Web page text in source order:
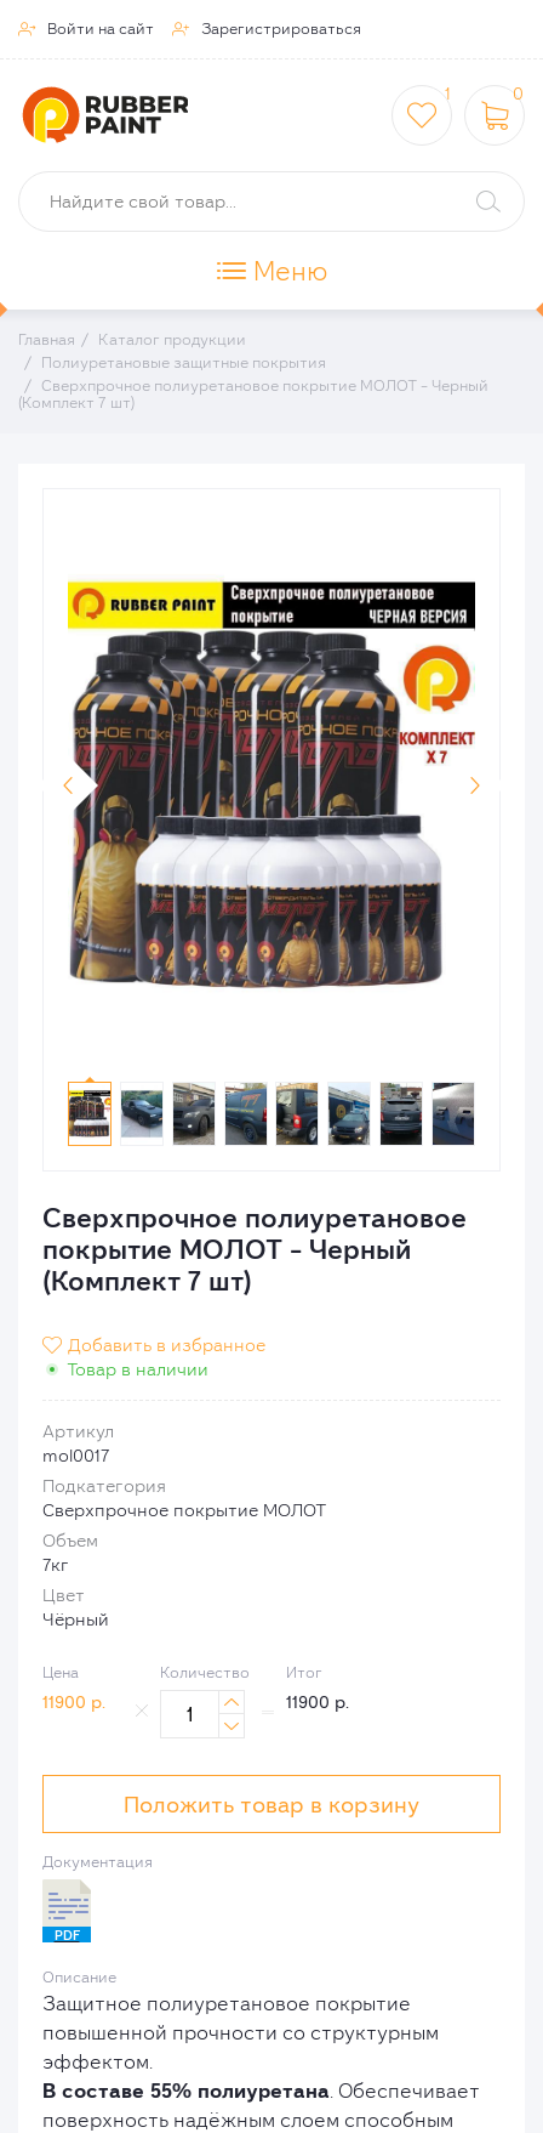
 Войти на сайт  Зарегистрироваться
1

0


Меню
Главная
Каталог продукции
Полиуретановые защитные покрытия
Сверхпрочное полиуретановое покрытие МОЛОТ - Черный
(Комплект 7 шт)
Сверхпрочное полиуретановое
покрытие МОЛОТ - Черный
(Комплект 7 шт)
 Добавить в избранное
Товар в наличии
Артикул
mol0017
Подкатегория
Сверхпрочное покрытие МОЛОТ
Объем
7кг
Цвет
Чёрный
Цена
11900 р.
Количество


Итог
11900 р.
Положить товар в корзину
Документация
PDF
Описание
Защитное полиуретановое покрытие
повышенной прочности со структурным
эффектом.
В составе 55% полиуретана. Обеспечивает
поверхность надёжным слоем способным